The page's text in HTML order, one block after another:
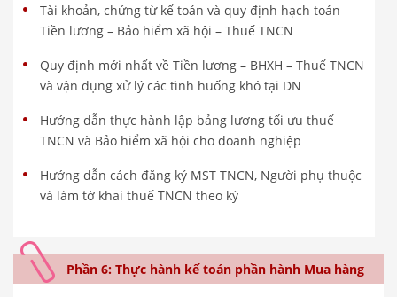
Tài khoản, chứng từ kế toán và quy định hạch toán
Tiền lương – Bảo hiểm xã hội – Thuế TNCN
Quy định mới nhất về Tiền lương – BHXH – Thuế TNCN
và vận dụng xử lý các tình huống khó tại DN
Hướng dẫn thực hành lập bảng lương tối ưu thuế
TNCN và Bảo hiểm xã hội cho doanh nghiệp
Hướng dẫn cách đăng ký MST TNCN, Người phụ thuộc
và làm tờ khai thuế TNCN theo kỳ
Phần 6: Thực hành kế toán phần hành Mua hàng